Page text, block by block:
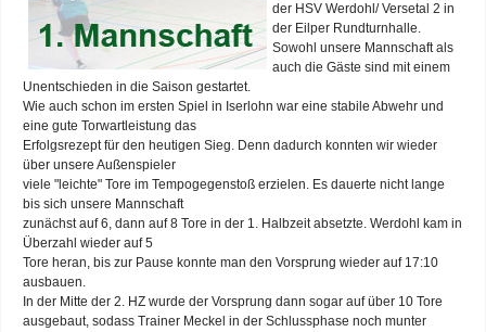
der HSV Werdohl/ Versetal 2 in
der Eilper Rundturnhalle.
Sowohl unsere Mannschaft als
auch die Gäste sind mit einem
Unentschieden in die Saison gestartet.
Wie auch schon im ersten Spiel in Iserlohn war eine stabile Abwehr und
eine gute Torwartleistung das
Erfolgsrezept für den heutigen Sieg. Denn dadurch konnten wir wieder
über unsere Außenspieler
viele "leichte" Tore im Tempogegenstoß erzielen. Es dauerte nicht lange
bis sich unsere Mannschaft
zunächst auf 6, dann auf 8 Tore in der 1. Halbzeit absetzte. Werdohl kam in
Überzahl wieder auf 5
Tore heran, bis zur Pause konnte man den Vorsprung wieder auf 17:10
ausbauen.
In der Mitte der 2. HZ wurde der Vorsprung dann sogar auf über 10 Tore
ausgebaut, sodass Trainer Meckel in der Schlussphase noch munter